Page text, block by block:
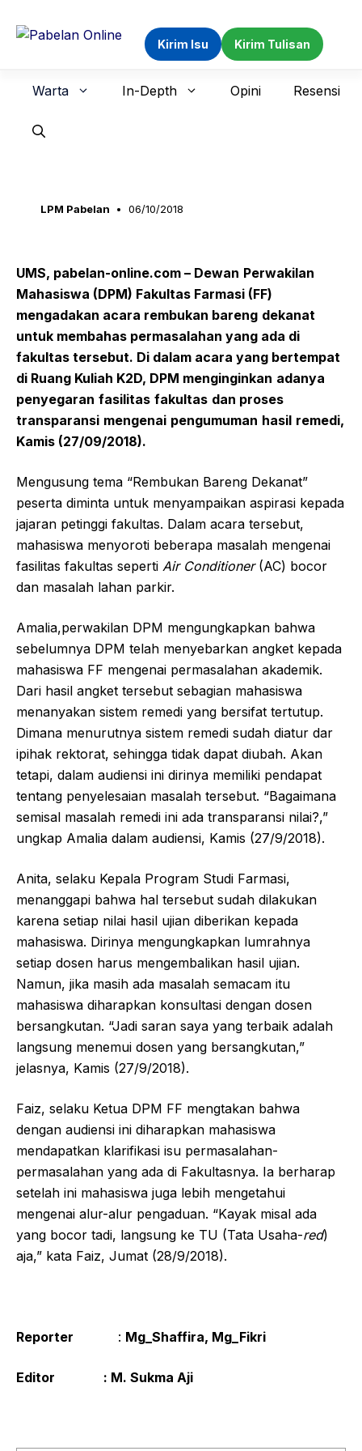
Kirim Isu Kirim Tulisan
Warta In-Depth Opini Resensi
LPM Pabelan 06/10/2018
UMS, pabelan-online.com – Dewan Perwakilan
Mahasiswa (DPM) Fakultas Farmasi (FF)
mengadakan acara rembukan bareng dekanat
untuk membahas permasalahan yang ada di
fakultas tersebut. Di dalam acara yang bertempat
di Ruang Kuliah K2D, DPM menginginkan adanya
penyegaran fasilitas fakultas dan proses
transparansi mengenai pengumuman hasil remedi,
Kamis (27/09/2018).
Mengusung tema “Rembukan Bareng Dekanat”
peserta diminta untuk menyampaikan aspirasi kepada
jajaran petinggi fakultas. Dalam acara tersebut,
mahasiswa menyoroti beberapa masalah mengenai
fasilitas fakultas seperti Air Conditioner (AC) bocor
dan masalah lahan parkir.
Amalia,perwakilan DPM mengungkapkan bahwa
sebelumnya DPM telah menyebarkan angket kepada
mahasiswa FF mengenai permasalahan akademik.
Dari hasil angket tersebut sebagian mahasiswa
menanyakan sistem remedi yang bersifat tertutup.
Dimana menurutnya sistem remedi sudah diatur dar
ipihak rektorat, sehingga tidak dapat diubah. Akan
tetapi, dalam audiensi ini dirinya memiliki pendapat
tentang penyelesaian masalah tersebut. “Bagaimana
semisal masalah remedi ini ada transparansi nilai?,”
ungkap Amalia dalam audiensi, Kamis (27/9/2018).
Anita, selaku Kepala Program Studi Farmasi,
menanggapi bahwa hal tersebut sudah dilakukan
karena setiap nilai hasil ujian diberikan kepada
mahasiswa. Dirinya mengungkapkan lumrahnya
setiap dosen harus mengembalikan hasil ujian.
Namun, jika masih ada masalah semacam itu
mahasiswa diharapkan konsultasi dengan dosen
bersangkutan. “Jadi saran saya yang terbaik adalah
langsung menemui dosen yang bersangkutan,”
jelasnya, Kamis (27/9/2018).
Faiz, selaku Ketua DPM FF mengtakan bahwa
dengan audiensi ini diharapkan mahasiswa
mendapatkan klarifikasi isu permasalahan-
permasalahan yang ada di Fakultasnya. Ia berharap
setelah ini mahasiswa juga lebih mengetahui
mengenai alur-alur pengaduan. “Kayak misal ada
yang bocor tadi, langsung ke TU (Tata Usaha-red)
aja,” kata Faiz, Jumat (28/9/2018).
Reporter : Mg_Shaffira, Mg_Fikri
Editor : M. Sukma Aji